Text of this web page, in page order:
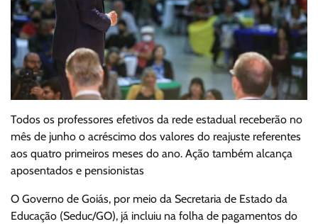
Todos os professores efetivos da rede estadual receberão no
mês de junho o acréscimo dos valores do reajuste referentes
aos quatro primeiros meses do ano. Ação também alcança
aposentados e pensionistas
O Governo de Goiás, por meio da Secretaria de Estado da
Educação (Seduc/GO), já incluiu na folha de pagamentos do